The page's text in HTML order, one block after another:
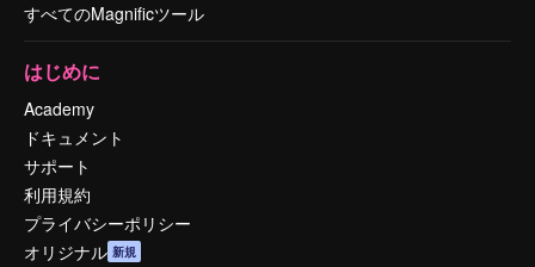
すべてのMagnificツール
はじめに
Academy
ドキュメント
サポート
利用規約
プライバシーポリシー
オリジナル 新規